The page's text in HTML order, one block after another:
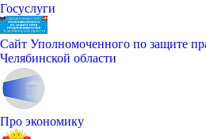
Госуслуги
Сайт Уполномоченного по защите
Челябинской области
Про экономику